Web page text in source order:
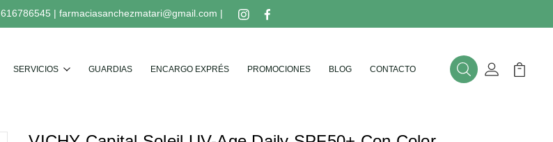
616786545 | farmaciasanchezmatari@gmail.com |
SERVICIOS GUARDIAS ENCARGO EXPRÉS PROMOCIONES BLOG CONTACTO BuscarMi Cuenta
Mi